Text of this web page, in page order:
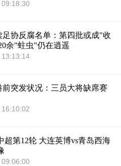
足协反腐名单：第四批或成"收
余"蛀虫"仍在逍遥
前突发状况：三员大将缺席赛
超第12轮 大连英博vs青岛西海